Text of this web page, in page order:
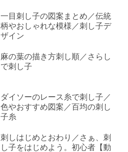
一目刺し子の図案まとめ／伝統
柄やおしゃれな模様／刺し子デ
ザイン
麻の葉の描き方刺し順／さらし
で刺し子
ダイソーのレース糸で刺し子／
色やおすすめ図案／百均の刺し
子糸
刺しはじめとおわり／さぁ、刺
し子をはじめよう。初心者【動